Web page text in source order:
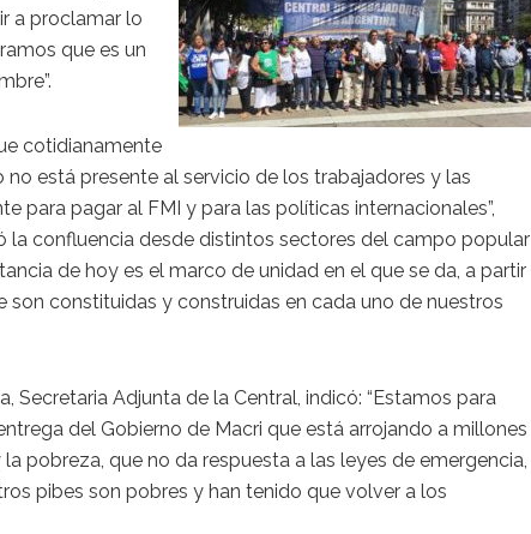
a proclamar lo
que es un
cotidianamente
está presente al servicio de los trabajadores y las
para pagar al FMI y para las políticas internacionales”,
la confluencia desde distintos sectores del campo popular
de hoy es el marco de unidad en el que se da, a partir
son constituidas y construidas en cada uno de nuestros
Secretaria Adjunta de la Central, indicó: “Estamos para
del Gobierno de Macri que está arrojando a millones
pobreza, que no da respuesta a las leyes de emergencia,
pibes son pobres y han tenido que volver a los